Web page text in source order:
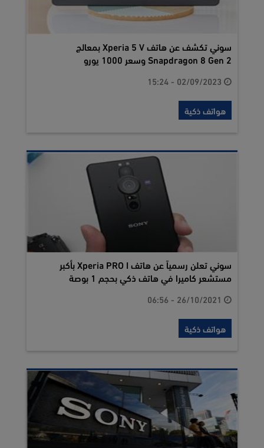
سوني تكشف عن هاتف Xperia 5 V بمعالج
Snapdragon 8 Gen 2 وسعر 1000 يورو
هواتف ذكية
سوني تعلن رسمياً عن هاتف Xperia PRO I بأكبر
مستشعر كاميرا في هاتف ذكي بحجم 1 بوصة
هواتف ذكية